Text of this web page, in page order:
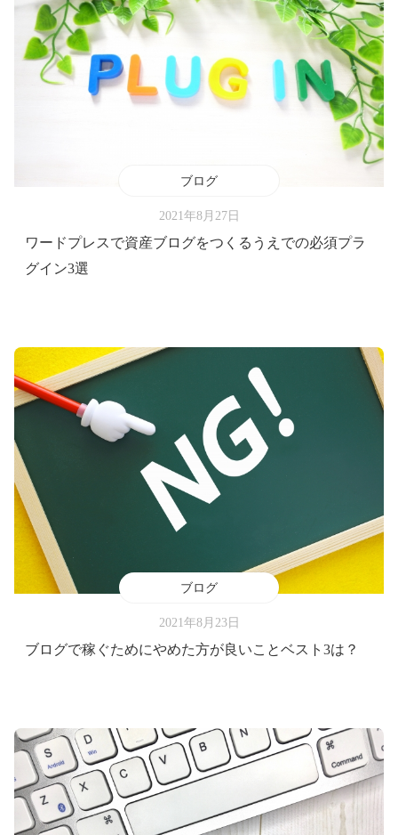
ブログ
2021年8月27日
ワードプレスで資産ブログをつくるうえでの必須プラ
グイン3選
ブログ
2021年8月23日
ブログで稼ぐためにやめた方が良いことベスト3は？